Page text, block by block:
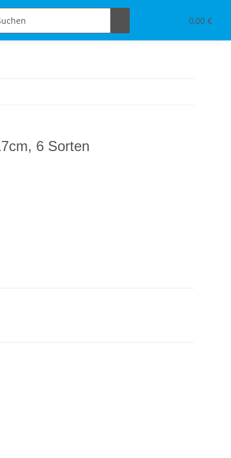
0,00 €
Tischdeko & Accessoires
6 Sorten